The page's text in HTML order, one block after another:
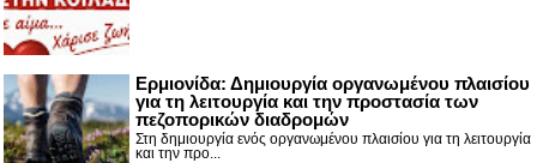
Ερμιονίδα: Δημιουργία οργανωμένου πλαισίου
για τη λειτουργία και την προστασία των
πεζοπορικών διαδρομών
Στη δημιουργία ενός οργανωμένου πλαισίου για τη λειτουργία
και την προ...